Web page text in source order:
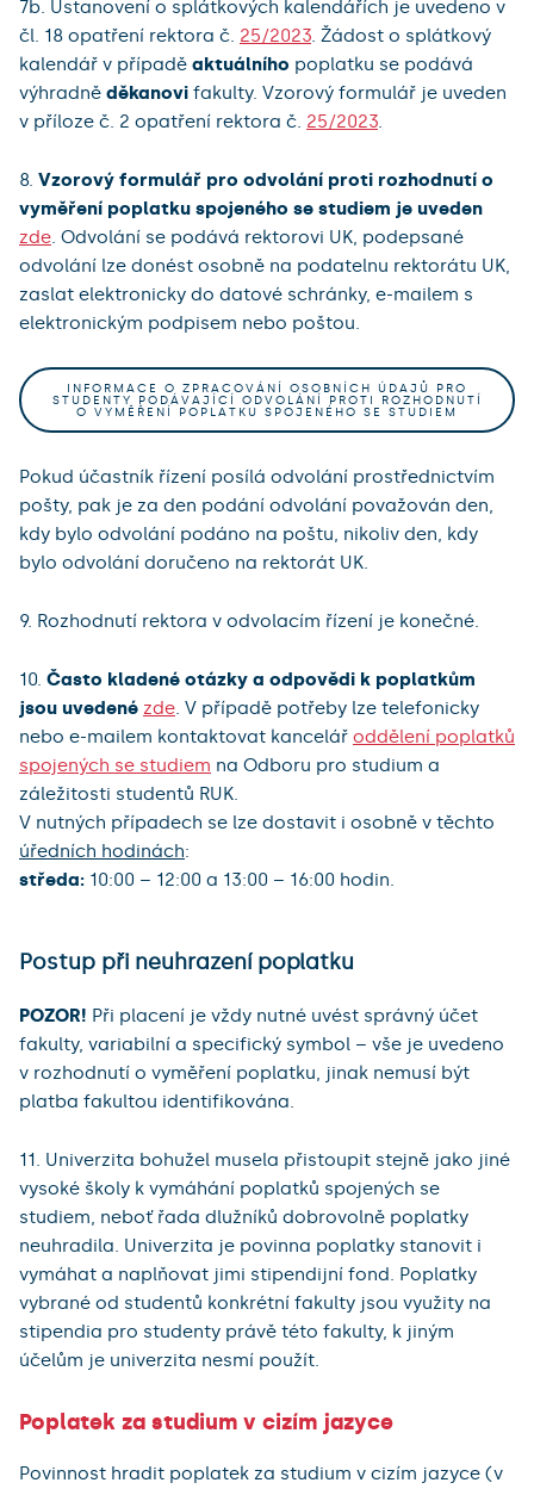
7b. Ustanovení o splátkových kalendářích je uvedeno v
čl. 18 opatření rektora č. 25/2023. Žádost o splátkový
kalendář v případě aktuálního poplatku se podává
výhradně děkanovi fakulty. Vzorový formulář je uveden
v příloze č. 2 opatření rektora č. 25/2023.
8. Vzorový formulář pro odvolání proti rozhodnutí o
vyměření poplatku spojeného se studiem je uveden
zde. Odvolání se podává rektorovi UK, podepsané
odvolání lze donést osobně na podatelnu rektorátu UK,
zaslat elektronicky do datové schránky, e-mailem s
elektronickým podpisem nebo poštou.
INFORMACE O ZPRACOVÁNÍ OSOBNÍCH ÚDAJŮ PRO
STUDENTY PODÁVAJÍCÍ ODVOLÁNÍ PROTI ROZHODNUTÍ
O VYMĚŘENÍ POPLATKU SPOJENÉHO SE STUDIEM
Pokud účastník řízení posílá odvolání prostřednictvím
pošty, pak je za den podání odvolání považován den,
kdy bylo odvolání podáno na poštu, nikoliv den, kdy
bylo odvolání doručeno na rektorát UK.
9. Rozhodnutí rektora v odvolacím řízení je konečné.
10. Často kladené otázky a odpovědi k poplatkům
jsou uvedené zde. V případě potřeby lze telefonicky
nebo e-mailem kontaktovat kancelář oddělení poplatků
spojených se studiem na Odboru pro studium a
záležitosti studentů RUK.
V nutných případech se lze dostavit i osobně v těchto
úředních hodinách:
středa: 10:00 – 12:00 a 13:00 – 16:00 hodin.
Postup při neuhrazení poplatku
POZOR! Při placení je vždy nutné uvést správný účet
fakulty, variabilní a specifický symbol – vše je uvedeno
v rozhodnutí o vyměření poplatku, jinak nemusí být
platba fakultou identifikována.
11. Univerzita bohužel musela přistoupit stejně jako jiné
vysoké školy k vymáhání poplatků spojených se
studiem, neboť řada dlužníků dobrovolně poplatky
neuhradila. Univerzita je povinna poplatky stanovit i
vymáhat a naplňovat jimi stipendijní fond. Poplatky
vybrané od studentů konkrétní fakulty jsou využity na
stipendia pro studenty právě této fakulty, k jiným
účelům je univerzita nesmí použít.
Poplatek za studium v cizím jazyce
Povinnost hradit poplatek za studium v cizím jazyce (v